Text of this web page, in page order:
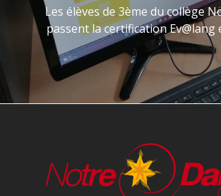
Les élèves de 3ème du collège
passent la certification Ev@lang